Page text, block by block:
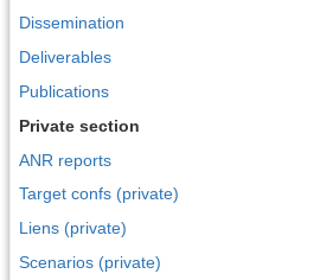
Dissemination
Deliverables
Publications
Private section
ANR reports
Target confs (private)
Liens (private)
Scenarios (private)